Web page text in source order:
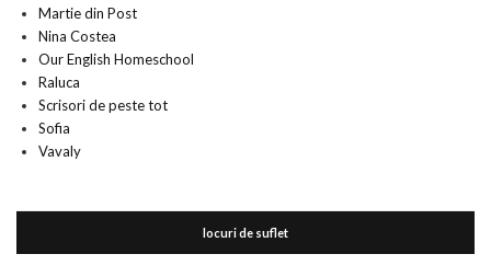
Martie din Post
Nina Costea
Our English Homeschool
Raluca
Scrisori de peste tot
Sofia
Vavaly
locuri de suflet